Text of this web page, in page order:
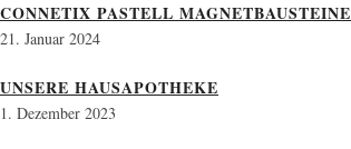
CONNETIX PASTELL MAGNETBAUSTEINE
21. Januar 2024
UNSERE HAUSAPOTHEKE
1. Dezember 2023